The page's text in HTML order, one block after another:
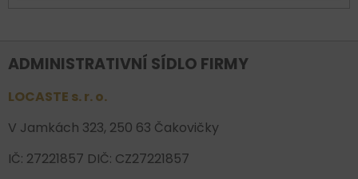
ADMINISTRATIVNÍ SÍDLO FIRMY
LOCASTE s. r. o.
V Jamkách 323, 250 63 Čakovičky
IČ: 27221857 DIČ: CZ27221857